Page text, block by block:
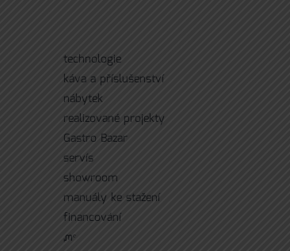
technologie
káva a příslušenství
nábytek
realizované projekty
Gastro Bazar
servís
showroom
manuály ke stažení
financování
ᘻᵉ